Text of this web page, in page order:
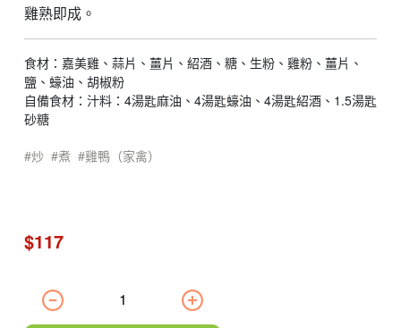
雞熟即成。
食材：嘉美雞、蒜片、薑片、紹酒、糖、生粉、雞粉、薑片、
鹽、蠔油、胡椒粉
自備食材：汁料：4湯匙麻油、4湯匙蠔油、4湯匙紹酒、1.5湯匙
砂糖
炒 煮 雞鴨（家禽）
$117